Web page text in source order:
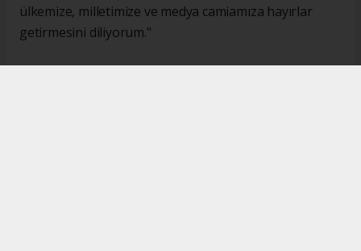
ülkemize, milletimize ve medya camiamıza hayırlar
getirmesini diliyorum."